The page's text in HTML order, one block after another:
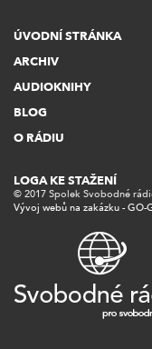
ÚVODNÍ STRÁNKA
ARCHIV
AUDIOKNIHY
BLOG
O RÁDIU
© 2017 Spolek Svobodné
Vývoj webů na zakázku - GO-
LOGA KE STAŽENÍ